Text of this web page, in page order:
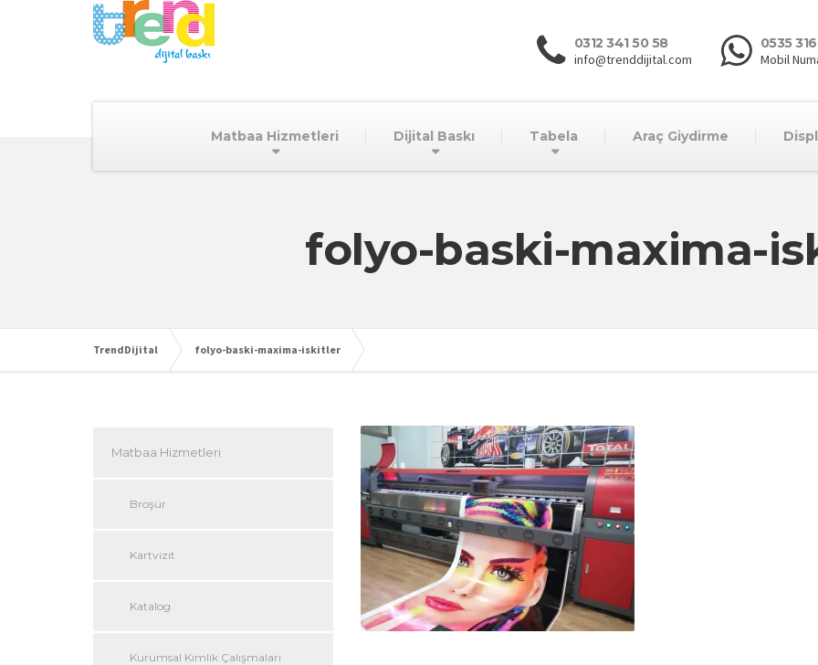
0312 341 50 58
info@trenddijital.com
0535
Mobil
Matbaa Hizmetleri Dijital Baskı Tabela Araç Giydirme
folyo-baski-maxima-
TrendDijital folyo-baski-maxima-iskitler
Matbaa Hizmetleri
Broşür
Kartvizit
Katalog
Kurumsal Kimlik Çalışmaları